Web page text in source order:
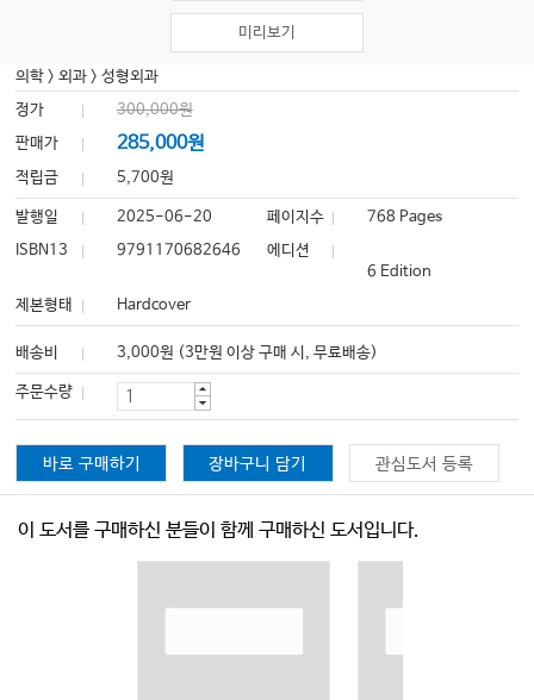
미리보기
의학 >외과 >성형외과
정가
300,000원
판매가
285,000원
적립금 5,700원
발행일 2025-06-20 페이지수
768 Pages
ISBN13
9791170682646
에디션
6 Edition
제본형태
Hardcover
배송비 3,000원 (3만원 이상 구매 시, 무료배송)
주문수량
바로 구매하기 장바구니 담기 관심도서 등록
이 도서를 구매하신 분들이 함께 구매하신 도서입니다.